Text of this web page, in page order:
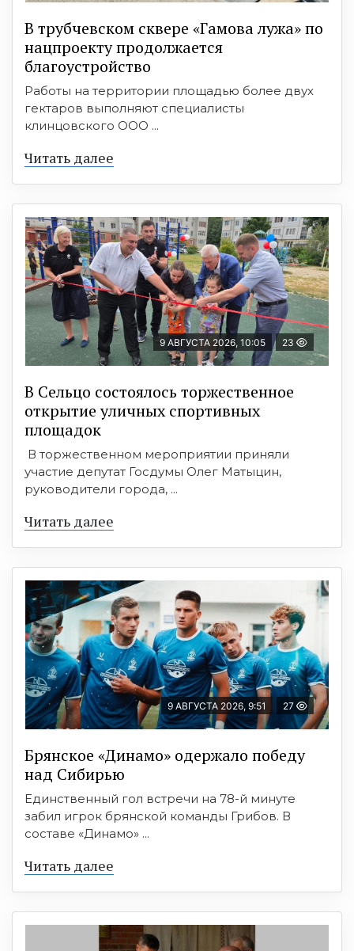
В трубчевском сквере «Гамова лужа» по
нацпроекту продолжается
благоустройство
Работы на территории площадью более двух
гектаров выполняют специалисты
клинцовского ООО ...
Читать далее
9 АВГУСТА 2026, 10:05 23
В Сельцо состоялось торжественное
открытие уличных спортивных
площадок
В торжественном мероприятии приняли
участие депутат Госдумы Олег Матыцин,
руководители города, ...
Читать далее
9 АВГУСТА 2026, 9:51 27
Брянское «Динамо» одержало победу
над Сибирью
Единственный гол встречи на 78-й минуте
забил игрок брянской команды Грибов. В
составе «Динамо» ...
Читать далее